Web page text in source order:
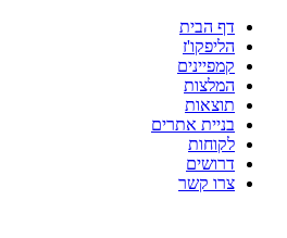
דף הבית
הליפקו'ז
קמפיינים
המלצות
תוצאות
בניית אתרים
לקוחות
דרושים
צרו קשר